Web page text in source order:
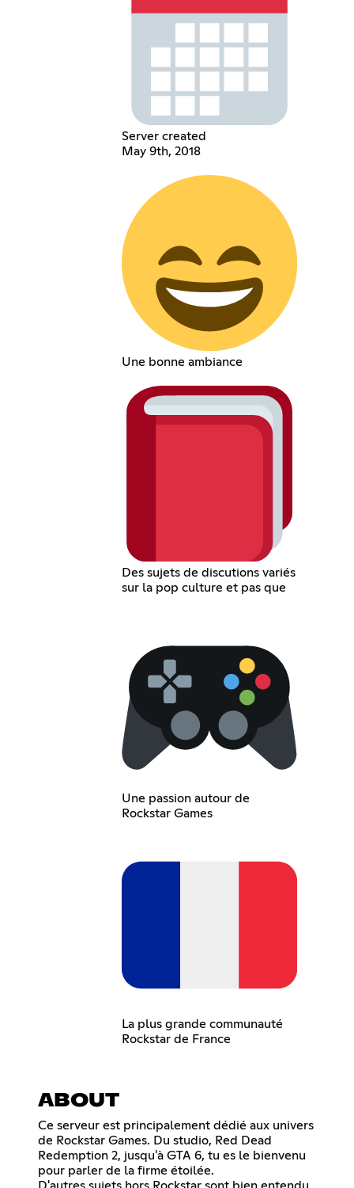
Server created
May 9th, 2018
Une bonne ambiance
Des sujets de discutions variés
sur la pop culture et pas que
Une passion autour de
Rockstar Games
La plus grande communauté
Rockstar de France
ABOUT
Ce serveur est principalement dédié aux univers
de Rockstar Games. Du studio, Red Dead
Redemption 2, jusqu'à GTA 6, tu es le bienvenu
pour parler de la firme étoilée.